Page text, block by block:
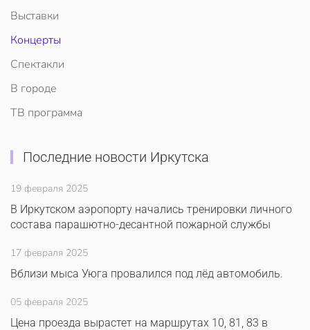
Выставки
Концерты
Спектакли
В городе
ТВ программа
Последние новости Иркутска
19 февраля 2025
В Иркутском аэропорту начались тренировки личного
состава парашютно-десантной пожарной службы
17 февраля 2025
Вблизи мыса Уюга провалился под лёд автомобиль.
05 февраля 2025
Цена проезда вырастет на маршрутах 10, 81, 83 в